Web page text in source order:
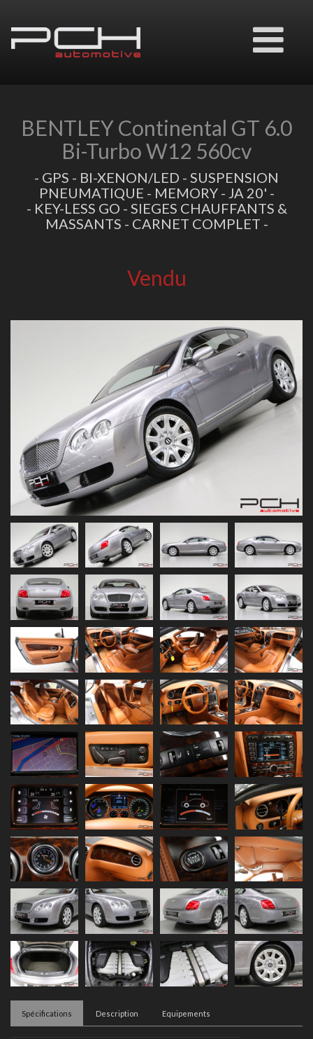
Ouvrir
le
BENTLEY Continental GT 6.0
Bi-Turbo W12 560cv
- GPS - BI-XENON/LED - SUSPENSION
PNEUMATIQUE - MEMORY - JA 20' -
- KEY-LESS GO - SIEGES CHAUFFANTS &
MASSANTS - CARNET COMPLET -
Vendu
Spécifications Description Equipements